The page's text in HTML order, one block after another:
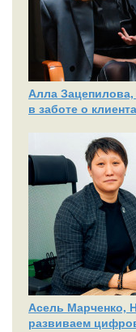
Алла
в заботе о
Асель Марченко,
развиваем